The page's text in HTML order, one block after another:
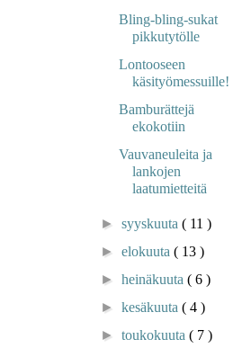
Bling-bling-sukat
pikkutytölle
Lontooseen
käsityömessuille!
Bamburättejä
ekokotiin
Vauvaneuleita ja
lankojen
laatumietteitä
►syyskuuta( 11 )
►elokuuta( 13 )
►heinäkuuta( 6 )
►kesäkuuta( 4 )
►toukokuuta( 7 )